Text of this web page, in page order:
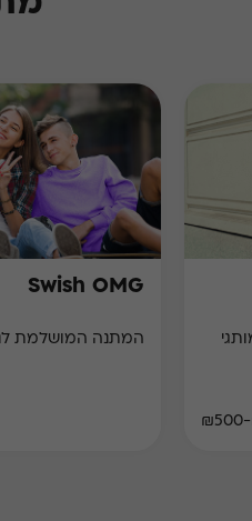
Swish OMG
המתנה המושלמת לנערות ולנערים